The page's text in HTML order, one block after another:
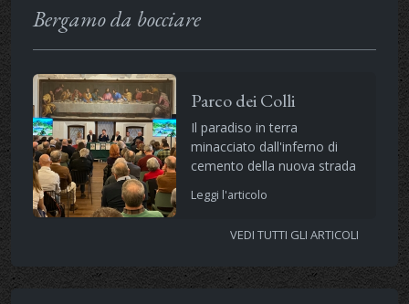
Bergamo da bocciare
Parco dei Colli
Il paradiso in terra
minacciato dall'inferno di
cemento della nuova strada
Leggi l'articolo
VEDI TUTTI GLI ARTICOLI